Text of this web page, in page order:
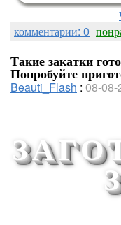
Работы в
комментарии: 0
Такие закатки
Попробуйте
Beauti_Flash : 08-08-